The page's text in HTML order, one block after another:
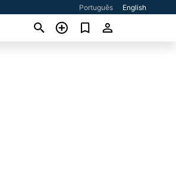
Português English